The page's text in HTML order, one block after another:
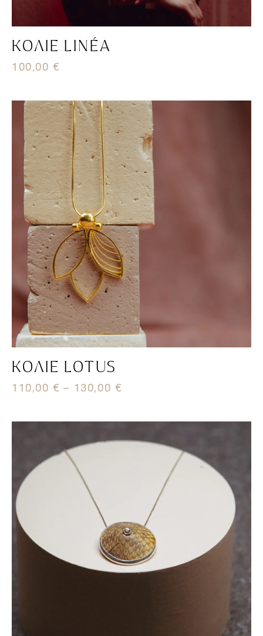
ΚΟΛΙΈ LINÉA
100,00 €
ΚΟΛΙΈ LOTUS
110,00 € – 130,00 €